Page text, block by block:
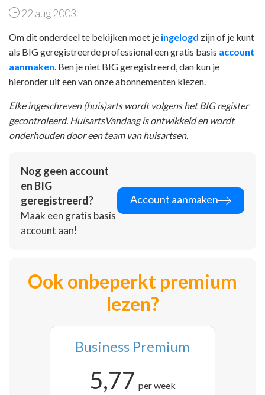
22 aug 2003
Om dit onderdeel te bekijken moet je ingelogd zijn of je kunt
als BIG geregistreerde professional een gratis basis account
aanmaken . Ben je niet BIG geregistreerd, dan kun je
hieronder uit een van onze abonnementen kiezen.
Elke ingeschreven (huis)arts wordt volgens het BIG register
gecontroleerd. HuisartsVandaag is ontwikkeld en wordt
onderhouden door een team van huisartsen.
Nog geen account
en BIG
geregistreerd?
Maak een gratis basis
account aan!
Account aanmaken
Ook onbeperkt premium
lezen?
Business Premium
5,77 per week